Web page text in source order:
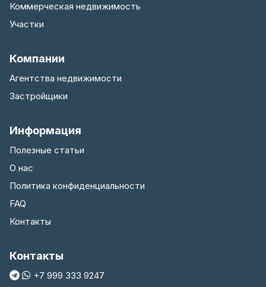
Коммерческая недвижимость
Участки
Компании
Агентства недвижимости
Застройщики
Информация
Полезные статьи
О нас
Политика конфиденциальности
FAQ
Контакты
Контакты
+7 999 333 9247